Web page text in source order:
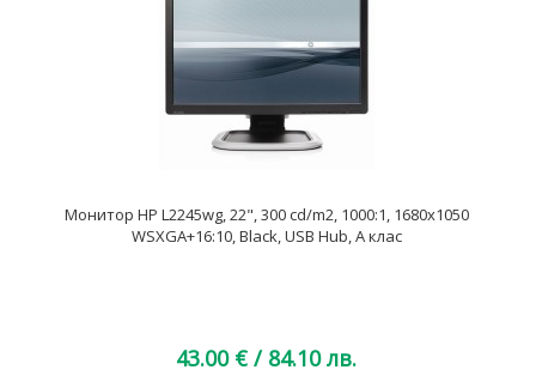
Монитор HP L2245wg, 22", 300 cd/m2, 1000:1, 1680x1050
WSXGA+16:10, Black, USB Hub, А клас
43.00 € / 84.10 лв.